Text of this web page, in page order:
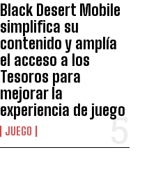
Black Desert Mobile
simplifica su
contenido y amplía
el acceso a los
Tesoros para
mejorar la
experiencia de juego
JUEGO